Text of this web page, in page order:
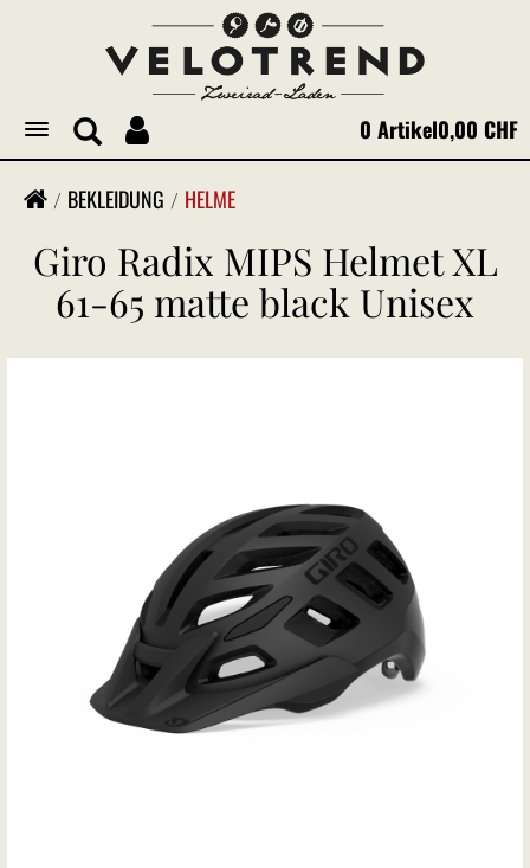
Toggle
navigation
0 Artikel0,00 CHF
BEKLEIDUNG HELME
Giro Radix MIPS Helmet XL
61-65 matte black Unisex